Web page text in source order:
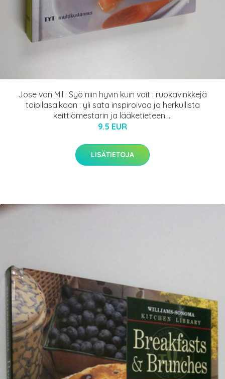
Jose van Mil : Syö niin hyvin kuin voit : ruokavinkkejä
toipilasaikaan : yli sata inspiroivaa ja herkullista
keittiömestarin ja lääketieteen ...
9.5 EUR
LISÄTIETOJA